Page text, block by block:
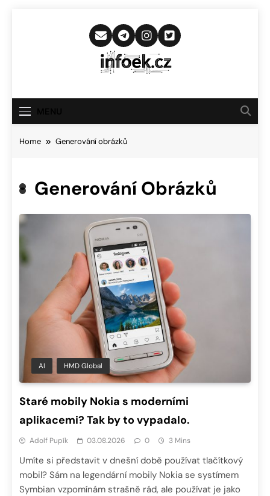
Infoek.cz
Novinkám
Home Generování obrázků
Generování Obrázků
AI HMD Global
Staré mobily Nokia s moderními
aplikacemi? Tak by to vypadalo.
Adolf Pupík 03.08.2026 0 3 Mins
Umíte si představit v dnešní době používat tlačítkový
mobil? Sám na legendární mobily Nokia se systímem
Symbian vzpomínám strašně rád, ale používat je jako